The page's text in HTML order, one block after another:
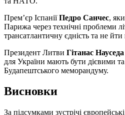
Прем’єр ІспаніїПедро Санчес,
Парижа через технічні проблеми
трансатлантичну єдність та не
Президент Литви Гітанас Науседа
для України мають бути дієвими
Будапештського меморандуму.
Висновки
За підсумками зустрічі